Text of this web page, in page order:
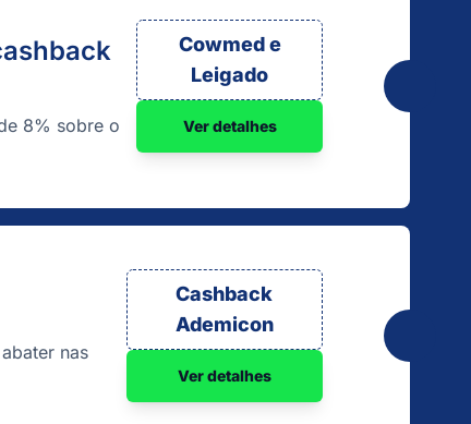
8% sobre o
Cowmed e
Leigado
Ver detalhes
nas
Cashback
Ademicon
Ver detalhes